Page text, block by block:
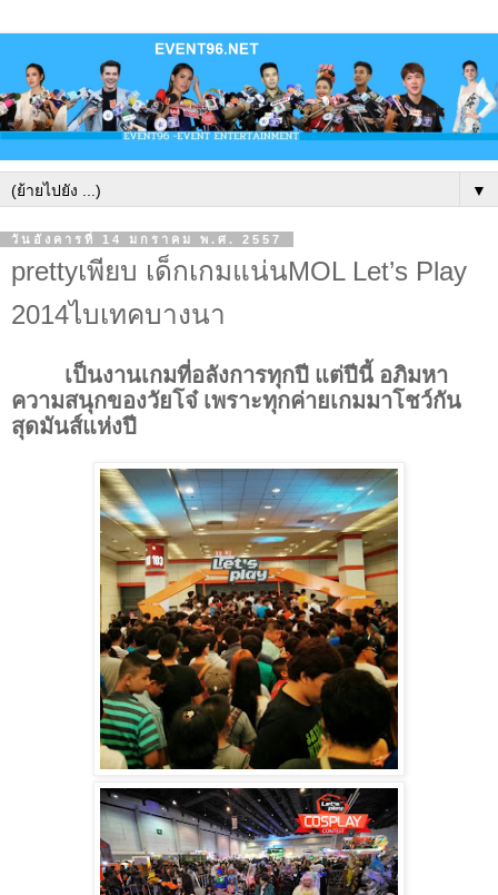
▼
วันอังคารที่ 14 มกราคม พ.ศ. 2557
prettyเพียบ เด็กเกมแน่นMOL Let’s Play
2014ไบเทคบางนา
เป็นงานเกมที่อลังการทุกปี แต่ปีนี้ อภิมหา
ความสนุกของวัยโจ๋ เพราะทุกค่ายเกมมาโชว์กัน
สุดมันส์แห่งปี